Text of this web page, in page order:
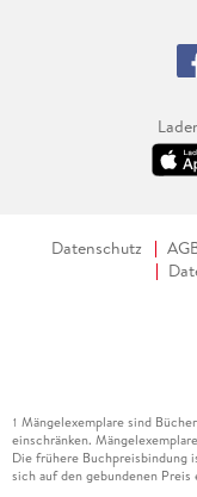
Datenschutz
1 Mängelexemplare sind
einschränken.
Die frühere Buchpreisbindung
sich auf den gebundenen Preis